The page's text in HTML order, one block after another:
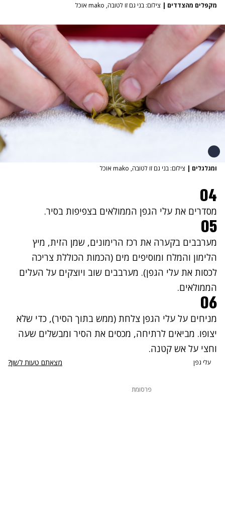
מקפלים מהצדדים | צילום: בני גם זו לטובה, mako אוכל
ומגלגלים | צילום: בני גם זו לטובה, mako אוכל
04
מסדרים את עלי הגפן הממולאים בצפיפות בסיר.
05
מערבבים בקערה את רכז הרימונים, שמן הזית, מיץ
הלימון והמלח ומוסיפים מים (הכמות הכוללת צריכה
לכסות את עלי הגפן). מערבבים שוב ויוצקים על העלים
הממולאים.
06
מניחים על עלי הגפן צלחת (ממש בתוך הסיר), כדי שלא
יצופו. מביאים לרתיחה, מכסים את הסיר ומבשלים שעה
וחצי על אש קטנה.
עלי גפן מצאתם טעות לשון?
פרסומת